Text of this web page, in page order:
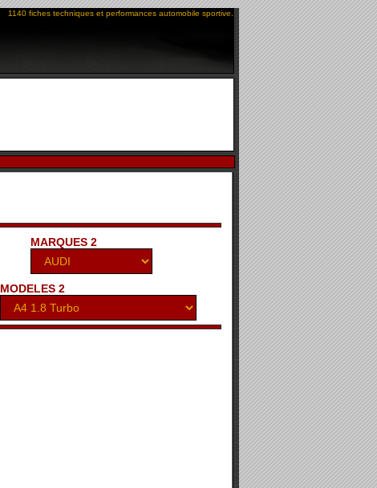
1140 fiches techniques et performances automobile sportive.
MARQUES 2
MODELES 2